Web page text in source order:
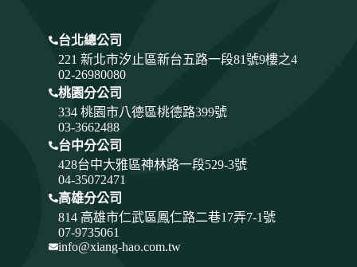
台北總公司
221 新北市汐止區新台五路一段81號9樓之4
02-26980080
桃園分公司
334 桃園市八德區桃德路399號
03-3662488
台中分公司
428台中大雅區神林路一段529-3號
04-35072471
高雄分公司
814 高雄市仁武區鳳仁路二巷17弄7-1號
07-9735061
info@xiang-hao.com.tw